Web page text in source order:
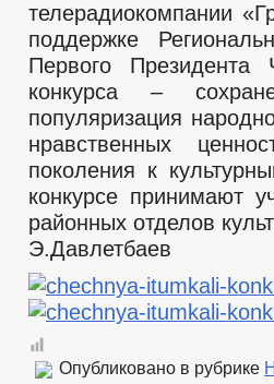
телерадиокомпании
поддержке
Первого
конкурса –
популяризация
нравственных
поколения к
конкурсе принимают
районных отделов
Э.Давлетбаев
Опубликовано в рубрике